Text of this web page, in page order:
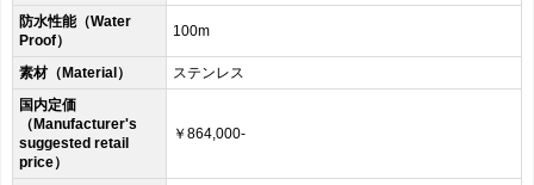
防水性能（Water
Proof）
100m
素材（Material）
ステンレス
国内定価
（Manufacturer's
suggested retail
price）
￥864,000-